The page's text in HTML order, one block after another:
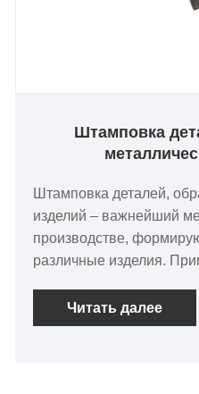
Штамповка
Штамповка деталей,
изделий – важнейший
производстве,
различные изделия.
формируются сложные
кронштейны и корпуса.
Читать далее